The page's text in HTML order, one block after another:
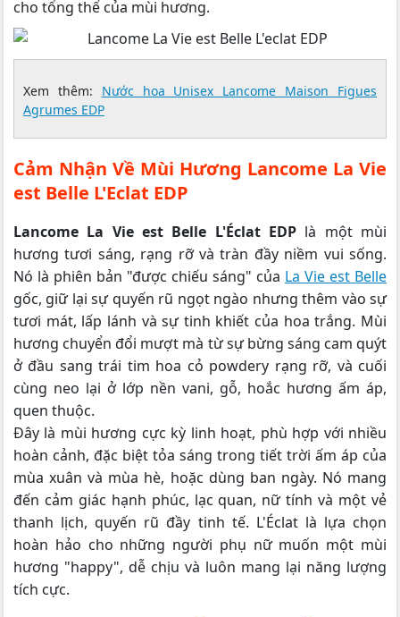
cho tổng thể của mùi hương.
Xem thêm: Nước hoa Unisex Lancome Maison Figues
Agrumes EDP
Cảm Nhận Về Mùi Hương Lancome La Vie
est Belle L'Eclat EDP
Lancome La Vie est Belle L'Éclat EDP là một mùi
hương tươi sáng, rạng rỡ và tràn đầy niềm vui sống.
Nó là phiên bản "được chiếu sáng" của La Vie est Belle
gốc, giữ lại sự quyến rũ ngọt ngào nhưng thêm vào sự
tươi mát, lấp lánh và sự tinh khiết của hoa trắng. Mùi
hương chuyển đổi mượt mà từ sự bừng sáng cam quýt
ở đầu sang trái tim hoa cỏ powdery rạng rỡ, và cuối
cùng neo lại ở lớp nền vani, gỗ, hoắc hương ấm áp,
quen thuộc.
Đây là mùi hương cực kỳ linh hoạt, phù hợp với nhiều
hoàn cảnh, đặc biệt tỏa sáng trong tiết trời ấm áp của
mùa xuân và mùa hè, hoặc dùng ban ngày. Nó mang
đến cảm giác hạnh phúc, lạc quan, nữ tính và một vẻ
thanh lịch, quyến rũ đầy tinh tế. L'Éclat là lựa chọn
hoàn hảo cho những người phụ nữ muốn một mùi
hương "happy", dễ chịu và luôn mang lại năng lượng
tích cực.